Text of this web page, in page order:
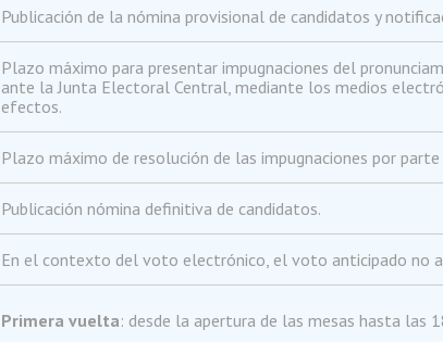
Publicación de la nómina provisional de candidatos y
Plazo máximo para presentar impugnaciones del
ante la Junta Electoral Central, mediante los medios
efectos.
Plazo máximo de resolución de las impugnaciones por
Publicación nómina definitiva de candidatos.
En el contexto del voto electrónico, el voto anticipado no
Primera vuelta: desde la apertura de las mesas hasta las